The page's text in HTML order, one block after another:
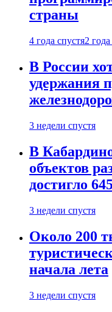
страны
4 года спустя2
В России
удержания
3 недели спустя
В
объектов
достигло
3 недели спустя
Около 200
начала лета
3 недели спустя